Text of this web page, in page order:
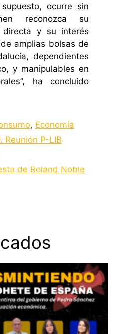
ocurre sin
reconozca su
directa y su interés
amplias bolsas de
dependientes
y manipulables en
ha concluido
, Economía
Reunión P-LIB
de Roland Noble